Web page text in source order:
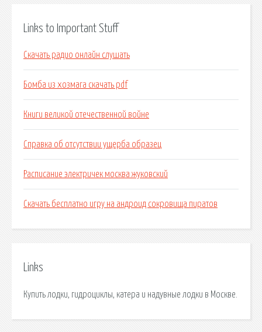
Links to Important Stuff
Скачать радио онлайн слушать
Бомба из хозмага скачать pdf
Книги великой отечественной войне
Справка об отсутствии ущерба образец
Расписание электричек москва жуковский
Скачать бесплатно игру на андроид сокровища пиратов
Links
Купить лодки, гидроциклы, катера и надувные лодки в Москве.